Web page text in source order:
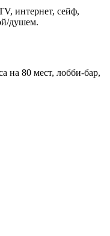
интернет, сейф,
душем.
на 80 мест, лобби-бар,